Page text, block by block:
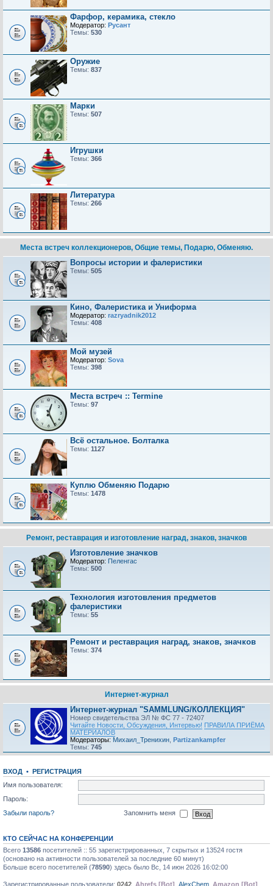
Фарфор, керамика, стекло
Модератор: Русант
Темы: 530
Оружие
Темы: 837
Марки
Темы: 507
Игрушки
Темы: 366
Литература
Темы: 266
Места встреч коллекционеров, Общие темы, Подарю, Обменяю.
Вопросы истории и фалеристики
Темы: 505
Кино, Фалеристика и Униформа
Модератор: razryadnik2012
Темы: 408
Мой музей
Модератор: Sova
Темы: 398
Места встреч :: Termine
Темы: 97
Всё остальное. Болталка
Темы: 1127
Куплю Обменяю Подарю
Темы: 1478
Ремонт, реставрация и изготовление наград, знаков, значков
Изготовление значков
Модератор: Пеленгас
Темы: 500
Технология изготовления предметов
фалеристики
Темы: 55
Ремонт и реставрация наград, знаков, значков
Темы: 374
Интернет-журнал
Интернет-журнал "SAMMLUNG/КОЛЛЕКЦИЯ"
Номер свидетельства ЭЛ № ФС 77 - 72407
Читайте Новости, Обсуждения, Интервью! ПРАВИЛА ПРИЁМА
МАТЕРИАЛОВ
Модераторы: Михаил_Тренихин Partizankampfer
Темы: 745
ВХОД • РЕГИСТРАЦИЯ
Имя пользователя:
Пароль:
Забыли пароль?
Запомнить меня
КТО СЕЙЧАС НА КОНФЕРЕНЦИИ
Всего 13586 посетителей :: 55 зарегистрированных, 7 скрытых и 13524 гостя
(основано на активности пользователей за последние 60 минут)
Больше всего посетителей (78590) здесь было Вс, 14 июн 2026 16:02:00
Зарегистрированные пользователи: 0242 Ahrefs [Bot] AlехChem Amazon [Bot]